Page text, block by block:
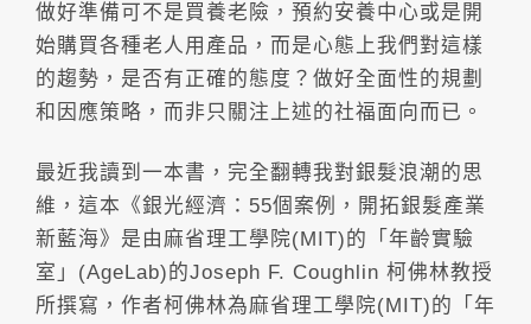
做好準備可不是買養老險，預約安養中心或是開
始購買各種老人用產品，而是心態上我們對這樣
的趨勢，是否有正確的態度？做好全面性的規劃
和因應策略，而非只關注上述的社福面向而已。
最近我讀到一本書，完全翻轉我對銀髮浪潮的思
維，這本《銀光經濟：55個案例，開拓銀髮產業
新藍海》是由麻省理工學院(MIT)的「年齡實驗
室」(AgeLab)的Joseph F. Coughlin 柯佛林教授
所撰寫，作者柯佛林為麻省理工學院(MIT)的「年